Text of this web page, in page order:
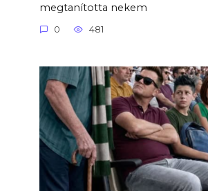
megtanította nekem
0 481